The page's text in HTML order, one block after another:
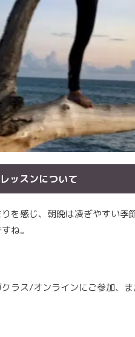
ッスンについて
を感じ、朝晩は凌ぎやすい季
ね。
クラス/オンラインにご参加、